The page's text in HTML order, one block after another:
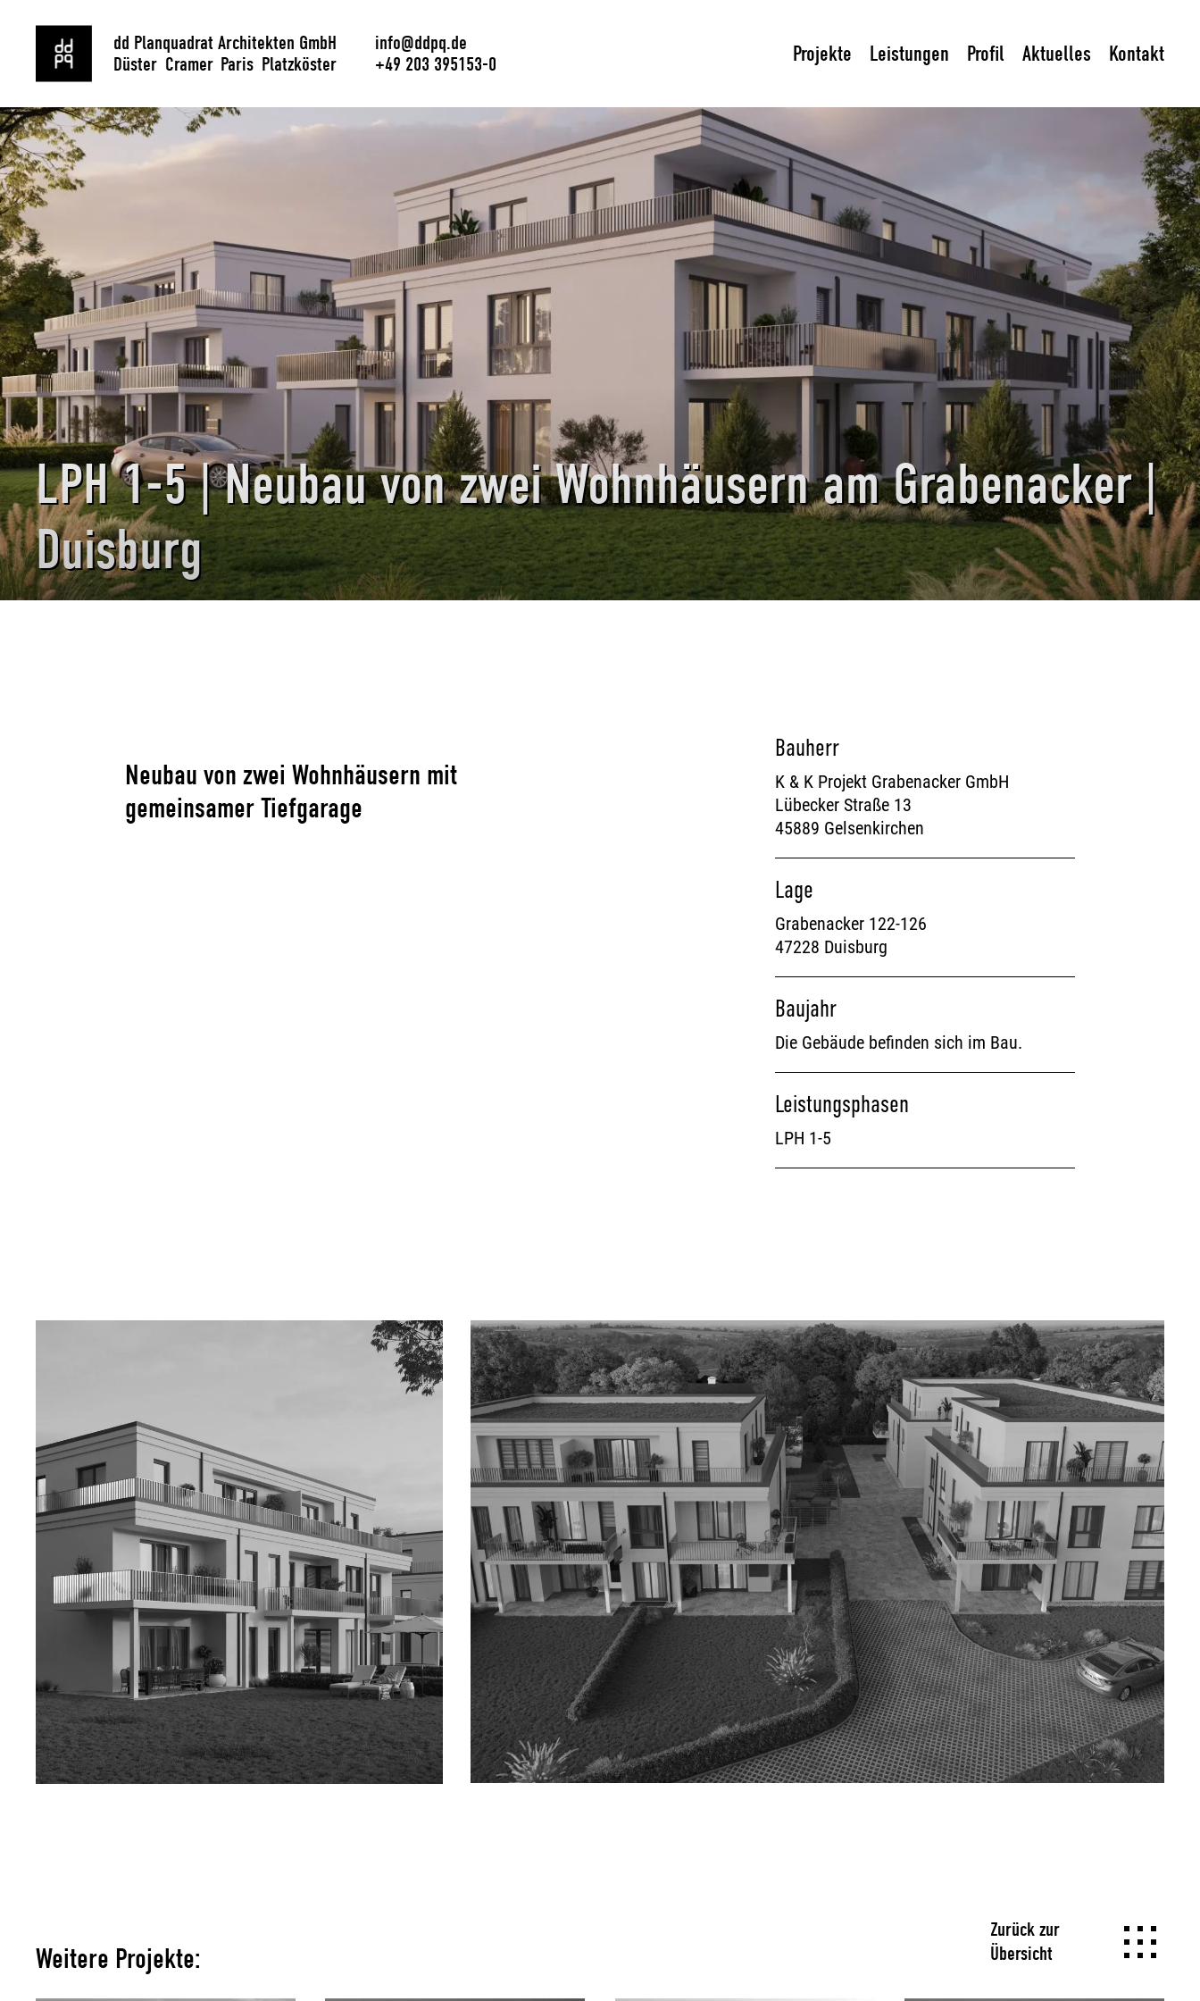
dd Planquadrat Architekten GmbH
Düster Cramer Paris Platzköster
info@ddpq.de
+49 203 395153-0
Projekte Leistungen Profil Aktuelles Kontakt
Neubau Wohnungsbau
LPH 1-5 | Neubau von zwei Wohnhäusern am Grabenacker |
Duisburg
Neubau von zwei Wohnhäusern mit
gemeinsamer Tiefgarage
Bauherr
K & K Projekt Grabenacker GmbH
Lübecker Straße 13
45889 Gelsenkirchen
Lage
Grabenacker 122-126
47228 Duisburg
Baujahr
Die Gebäude befinden sich im Bau.
Leistungsphasen
LPH 1-5
Weitere Projekte:
Zurück zur
Übersicht